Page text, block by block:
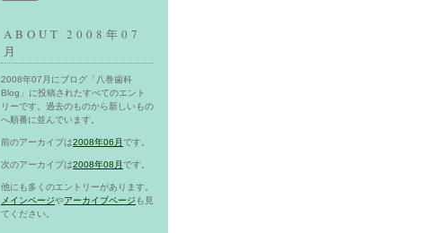
ABOUT 2008年07
月
2008年07月にブログ「八巻歯科
Blog」に投稿されたすべてのエント
リーです。過去のものから新しいもの
へ順番に並んでいます。
前のアーカイブは2008年06月です。
次のアーカイブは2008年08月です。
他にも多くのエントリーがあります。
メインページやアーカイブページ も見
てください。